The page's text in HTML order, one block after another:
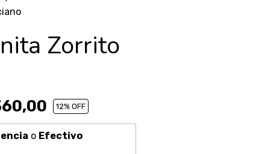
Zorrito
12% OFF
o Efectivo